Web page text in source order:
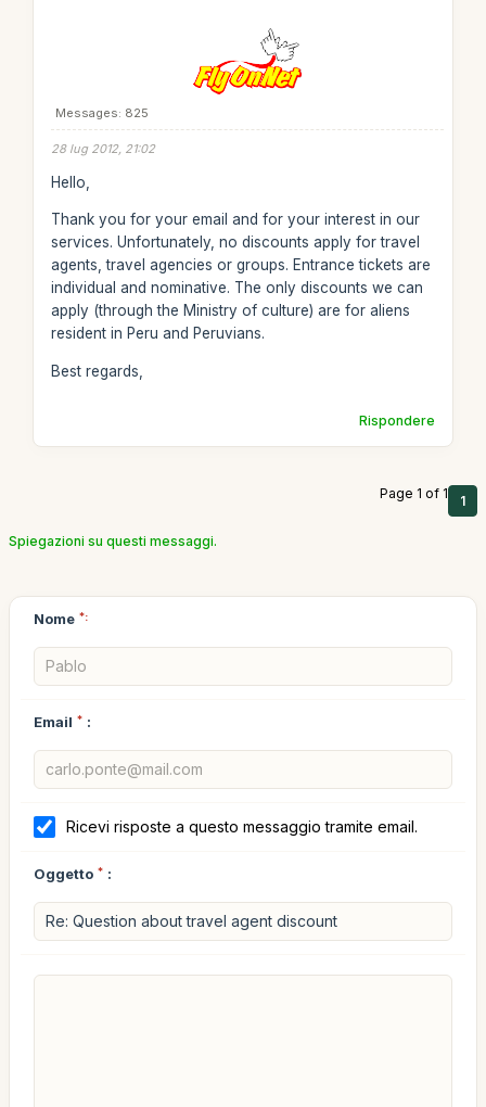
Messages: 825
28 lug 2012, 21:02
Hello,
Thank you for your email and for your interest in our
services. Unfortunately, no discounts apply for travel
agents, travel agencies or groups. Entrance tickets are
individual and nominative. The only discounts we can
apply (through the Ministry of culture) are for aliens
resident in Peru and Peruvians.
Best regards,
Rispondere
Page 1 of 1 1
Spiegazioni su questi messaggi.
Nome *:
Email * :
Ricevi risposte a questo messaggio tramite email.
Oggetto * :